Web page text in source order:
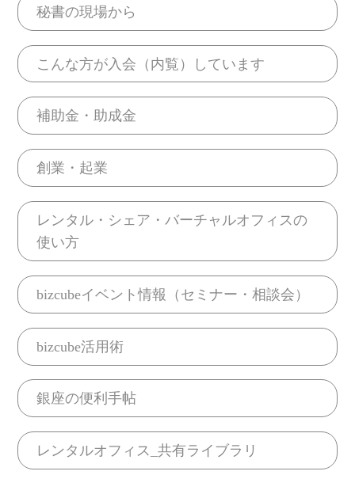
秘書の現場から
こんな方が入会（内覧）しています
補助金・助成金
創業・起業
レンタル・シェア・バーチャルオフィスの
使い方
bizcubeイベント情報（セミナー・相談会）
bizcube活用術
銀座の便利手帖
レンタルオフィス_共有ライブラリ